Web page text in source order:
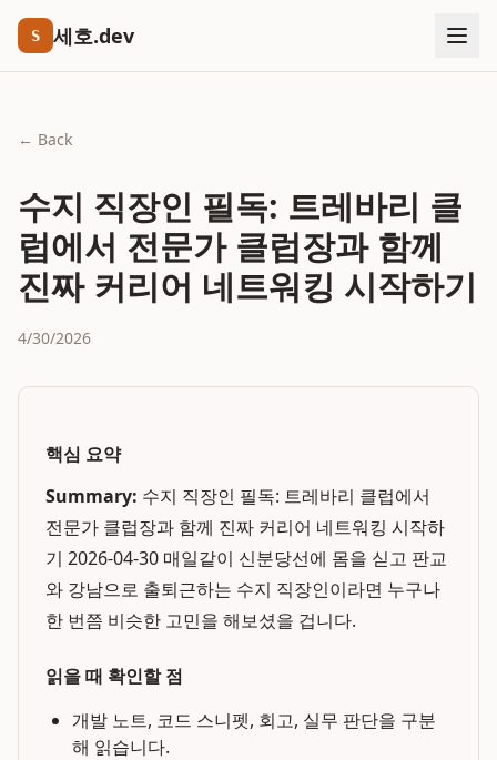
S 세호.dev
← Back
수지 직장인 필독: 트레바리 클
럽에서 전문가 클럽장과 함께
진짜 커리어 네트워킹 시작하기
4/30/2026
핵심 요약
Summary: 수지 직장인 필독: 트레바리 클럽에서
전문가 클럽장과 함께 진짜 커리어 네트워킹 시작하
기 2026-04-30 매일같이 신분당선에 몸을 싣고 판교
와 강남으로 출퇴근하는 수지 직장인이라면 누구나
한 번쯤 비슷한 고민을 해보셨을 겁니다.
읽을 때 확인할 점
개발 노트, 코드 스니펫, 회고, 실무 판단을 구분
해 읽습니다.